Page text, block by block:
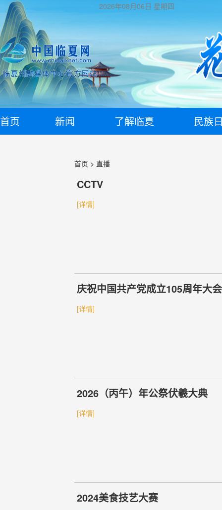
2026年08月06日 星期四
首页 新闻 了解临夏 民族
首页 > 直播
CCTV
[详情]
庆祝中国共产党成立105周年大
[详情]
2026（丙午）年公祭伏羲大典
[详情]
2024美食技艺大赛